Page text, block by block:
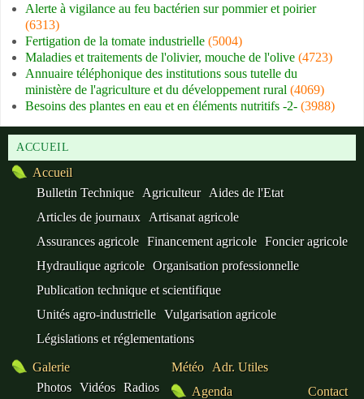
Alerte à vigilance au feu bactérien sur pommier et poirier
(6313)
Fertigation de la tomate industrielle (5004)
Maladies et traitements de l'olivier, mouche de l'olive (4723)
Annuaire téléphonique des institutions sous tutelle du
ministère de l'agriculture et du développement rural (4069)
Besoins des plantes en eau et en éléments nutritifs -2- (3988)
ACCUEIL
Accueil
Bulletin Technique
Agriculteur
Aides de l'Etat
Articles de journaux
Artisanat agricole
Assurances agricole Financement agricole Foncier agricole
Hydraulique agricole Organisation professionnelle
Publication technique et scientifique
Unités agro-industrielle Vulgarisation agricole
Législations et réglementations
Galerie
Photos Vidéos Radios
Météo
Adr. Utiles
Agenda
Contact